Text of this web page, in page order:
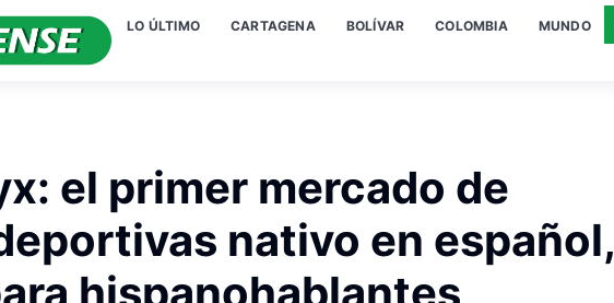
LO ÚLTIMO CARTAGENA BOLÍVAR COLOMBIA MUNDO
el primer mercado de
nativo en español,